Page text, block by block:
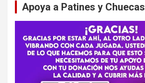
Apoya a Patines y Chuecas